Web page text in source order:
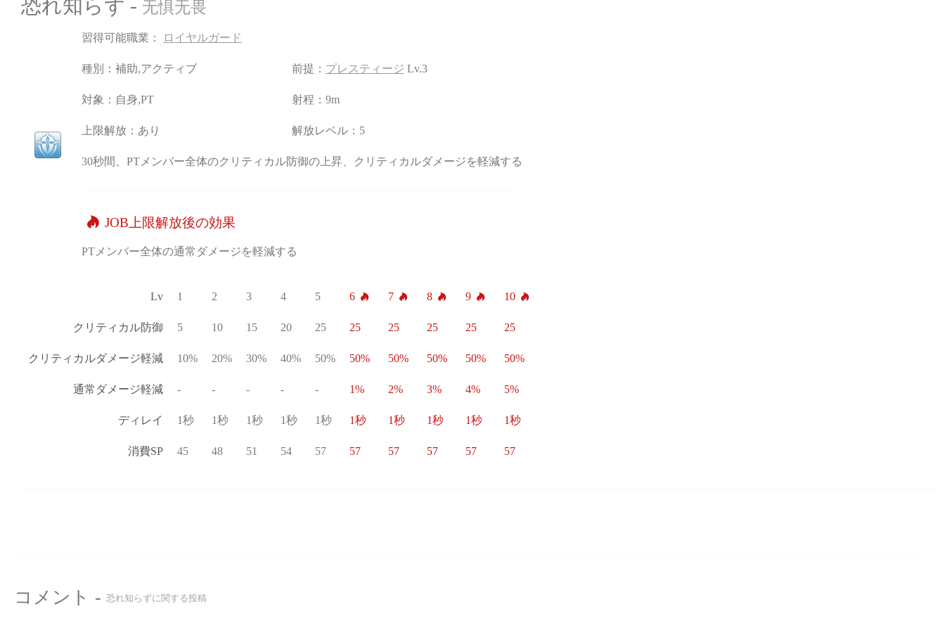
恐れ知らず - 无惧无畏
習得可能職業： ロイヤルガード
種別：補助,アクティブ 前提： プレスティージ Lv.3
対象：自身,PT 射程：9m
上限解放：あり 解放レベル：5
30秒間、PTメンバー全体のクリティカル防御の上昇、クリティカルダメージを軽減する
JOB上限解放後の効果
PTメンバー全体の通常ダメージを軽減する
Lv 1 2 3 4 5 6 7 8 9 10
クリティカル防御 5 10 15 20 25 25 25 25 25 25
クリティカルダメージ軽減 10% 20% 30% 40% 50% 50% 50% 50% 50% 50%
通常ダメージ軽減 - - - - - 1% 2% 3% 4% 5%
ディレイ 1秒 1秒 1秒 1秒 1秒 1秒 1秒 1秒 1秒 1秒
消費SP 45 48 51 54 57 57 57 57 57 57
コメント - 恐れ知らずに関する投稿